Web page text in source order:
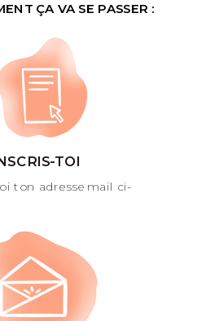
ÇA VA SE PASSER :
ton adresse mail ci-
TOI